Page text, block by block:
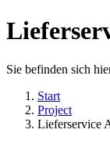
Sie befinden sich
Start
Project
Lieferservice